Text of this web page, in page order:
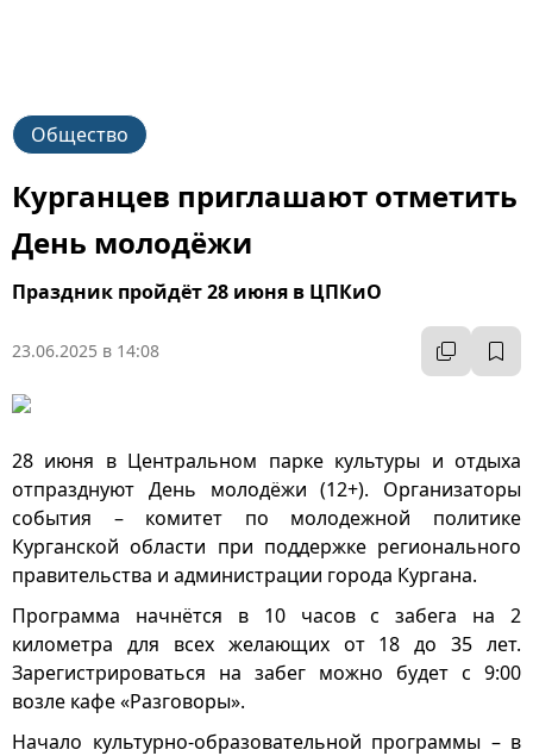
Общество
Курганцев приглашают отметить
День молодёжи
Праздник пройдёт 28 июня в ЦПКиО
23.06.2025 в 14:08
28 июня в Центральном парке культуры и отдыха
отпразднуют День молодёжи (12+). Организаторы
события – комитет по молодежной политике
Курганской области при поддержке регионального
правительства и администрации города Кургана.
Программа начнётся в 10 часов с забега на 2
километра для всех желающих от 18 до 35 лет.
Зарегистрироваться на забег можно будет с 9:00
возле кафе «Разговоры».
Начало культурно-образовательной программы – в